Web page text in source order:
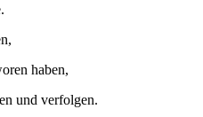
haben,
und verfolgen.